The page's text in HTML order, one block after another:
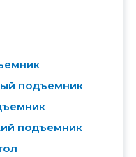
подъемник
подъемник